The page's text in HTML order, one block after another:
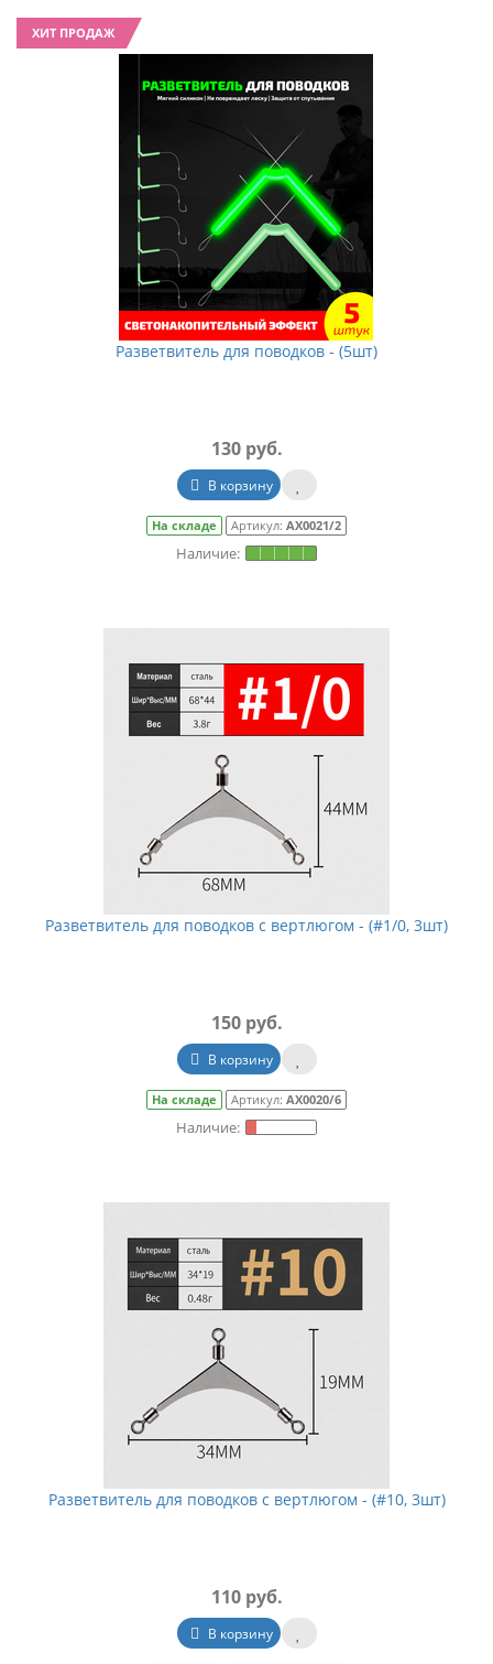
ХИТ ПРОДАЖ
Разветвитель для поводков - (5шт)
130 руб.
В корзину
На складе Артикул: АХ0021/2
Разветвитель для поводков с вертлюгом - (#1/0, 3шт)
150 руб.
В корзину
На складе Артикул: АХ0020/6
Разветвитель для поводков с вертлюгом - (#10, 3шт)
110 руб.
В корзину